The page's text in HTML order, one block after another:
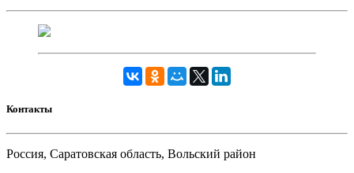
Контакты
Россия, Саратовская область, Вольский район